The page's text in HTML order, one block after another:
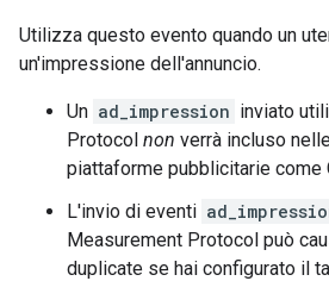
Utilizza questo evento quando un
un'impressione dell'annuncio.
Un ad_impression inviato
Protocol non verrà incluso
piattaforme pubblicitarie come
L'invio di eventi
Measurement Protocol può
duplicate se hai configurato il